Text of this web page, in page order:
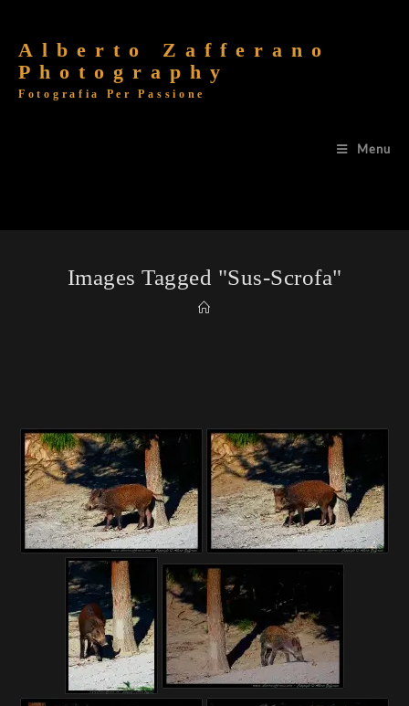
Alberto Zafferano
Photography
Fotografia Per Passione
Menu
Images Tagged "sus-Scrofa"